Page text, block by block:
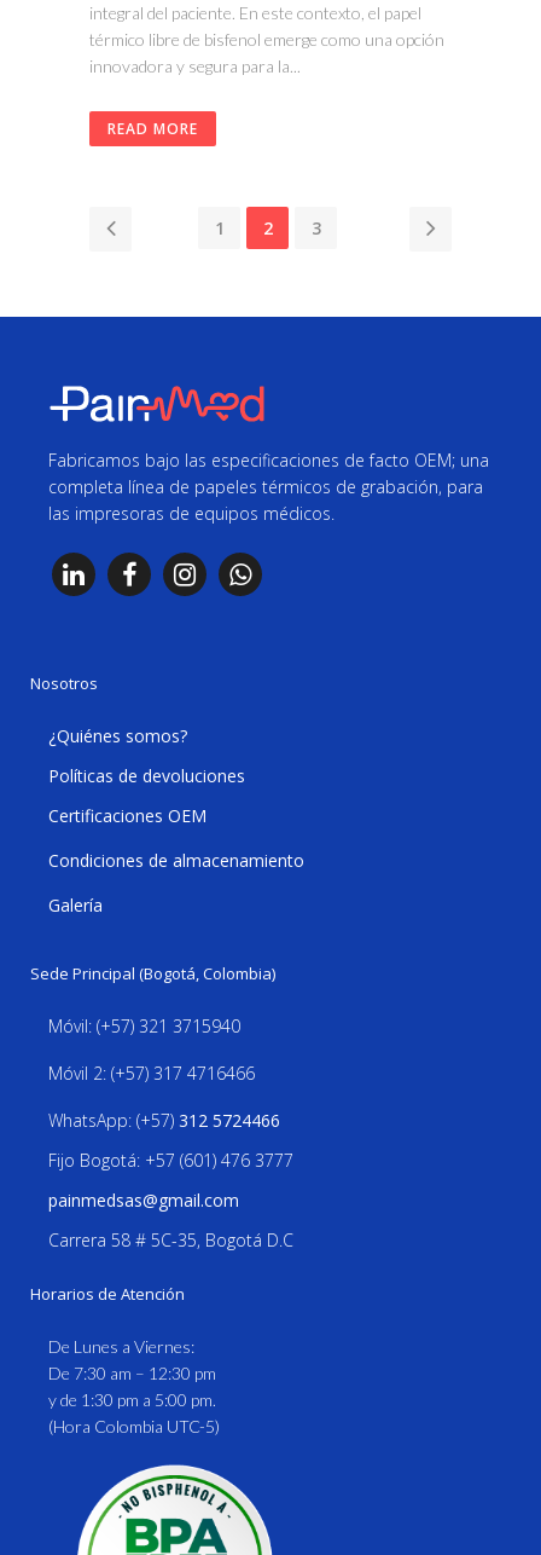
integral del paciente. En este contexto, el papel
térmico libre de bisfenol emerge como una opción
innovadora y segura para la...
READ MORE
1 2 3
Fabricamos bajo las especificaciones de facto OEM; una
completa línea de papeles térmicos de grabación, para
las impresoras de equipos médicos.
Nosotros
¿Quiénes somos?
Políticas de devoluciones
Certificaciones OEM
Condiciones de almacenamiento
Galería
Sede Principal (Bogotá, Colombia)
Móvil: (+57) 321 3715940
Móvil 2: (+57) 317 4716466
WhatsApp: (+57) 312 5724466
Fijo Bogotá: +57 (601) 476 3777
painmedsas@gmail.com
Carrera 58 # 5C-35, Bogotá D.C
Horarios de Atención
De Lunes a Viernes:
De 7:30 am – 12:30 pm
y de 1:30 pm a 5:00 pm.
(Hora Colombia UTC-5)